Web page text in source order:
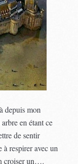
depuis mon
en étant ce
de sentir
respirer avec un
croiser un….